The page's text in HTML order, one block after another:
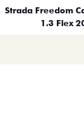
Strada Freedom
1.3 Flex